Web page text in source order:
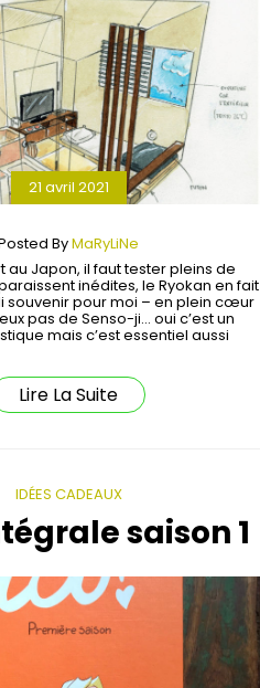
21 avril 2021
ByMaRyLiNe
au Japon, il faut tester pleins de
inédites, le Ryokan en fait
souvenir pour moi – en plein cœur
pas de Senso-ji… oui c’est un
mais c’est essentiel aussi
Lire La Suite
IDÉES CADEAUX
saison 1